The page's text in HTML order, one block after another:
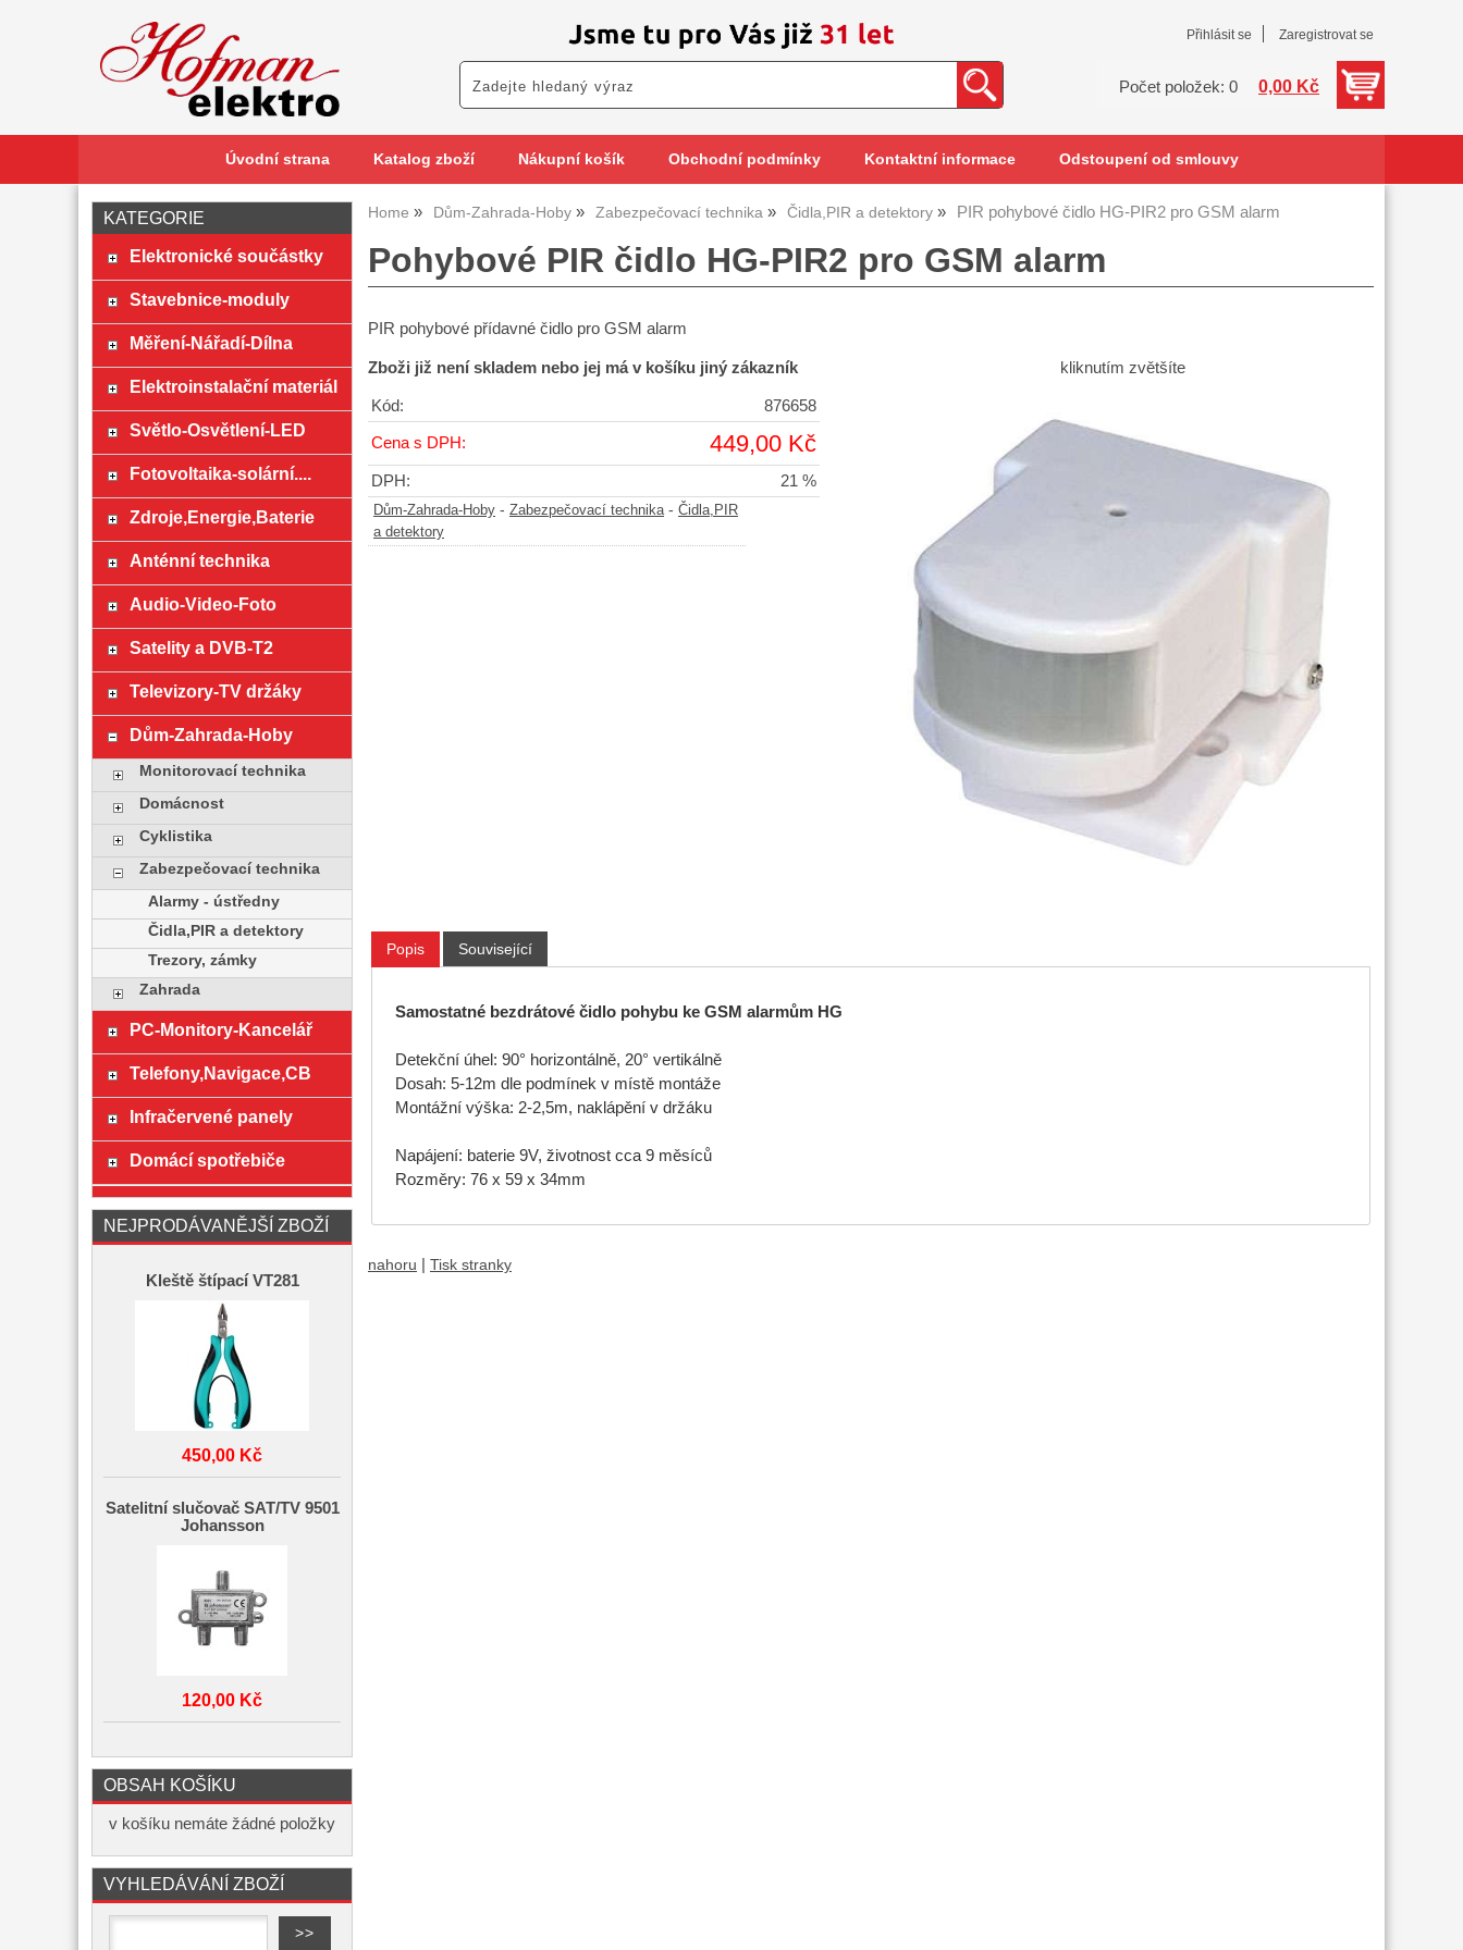
Přihlásit se Zaregistrovat se
Počet položek: 0 0,00 Kč
Úvodní strana Katalog zboží Nákupní košík Obchodní podmínky Kontaktní informace Odstoupení od smlouvy
Home Dům-Zahrada-Hoby Zabezpečovací technika Čidla,PIR a detektory PIR pohybové čidlo HG-PIR2 pro GSM alarm
Pohybové PIR čidlo HG-PIR2 pro GSM alarm
PIR pohybové přídavné čidlo pro GSM alarm
kliknutím zvětšíte
Zboži již není skladem nebo jej má v košíku jiný zákazník
Kód: 876658
Cena s DPH: 449,00 Kč
DPH: 21 %
Dům-Zahrada-Hoby - Zabezpečovací technika- Čidla,PIR
a detektory
Popis Související
Samostatné bezdrátové čidlo pohybu ke GSM alarmům HG
Detekční úhel: 90° horizontálně, 20° vertikálně
Dosah: 5-12m dle podmínek v místě montáže
Montážní výška: 2-2,5m, naklápění v držáku
Napájení: baterie 9V, životnost cca 9 měsíců
Rozměry: 76 x 59 x 34mm
nahoru Tisk stranky
KATEGORIE
Elektronické součástky
Stavebnice-moduly
Měření-Nářadí-Dílna
Elektroinstalační materiál
Světlo-Osvětlení-LED
Fotovoltaika-solární....
Zdroje,Energie,Baterie
Anténní technika
Audio-Video-Foto
Satelity a DVB-T2
Televizory-TV držáky
Dům-Zahrada-Hoby
Monitorovací technika
Domácnost
Cyklistika
Zabezpečovací technika
Alarmy - ústředny
Čidla,PIR a detektory
Trezory, zámky
Zahrada
PC-Monitory-Kancelář
Telefony,Navigace,CB
Infračervené panely
Domácí spotřebiče
NEJPRODÁVANĚJŠÍ ZBOŽÍ
Kleště štípací VT281
450,00 Kč
Satelitní slučovač SAT/TV 9501
Johansson
120,00 Kč
OBSAH KOŠÍKU
v košíku nemáte žádné položky
VYHLEDÁVÁNÍ ZBOŽÍ